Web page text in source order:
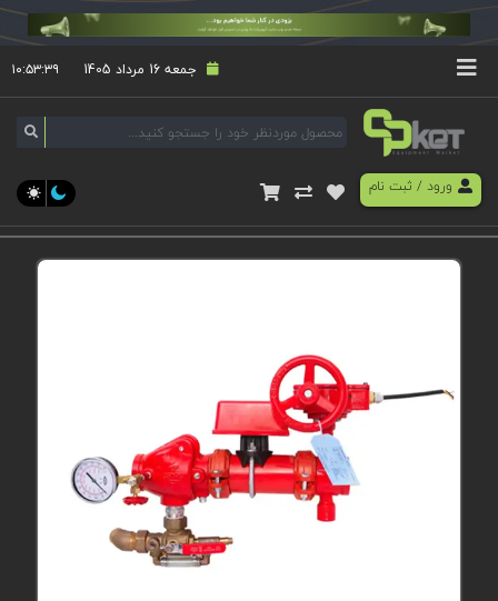
جمعه 16 مرداد 1405 ۱۰:۵۳:۳۹
ورود/ ثبت نام